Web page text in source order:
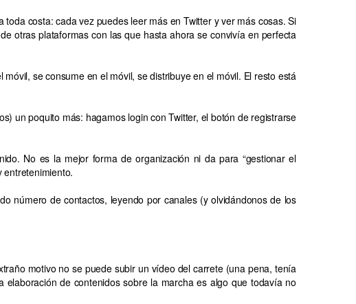
costa: cada vez puedes leer más en Twitter y ver más cosas. Si
otras plataformas con las que hasta ahora se convivía en perfecta
se consume en el móvil, se distribuye en el móvil. El resto está
un poquito más: hagamos login con Twitter, el botón de registrarse
No es la mejor forma de organización ni da para “gestionar el
entretenimiento.
número de contactos, leyendo por canales (y olvidándonos de los
motivo no se puede subir un vídeo del carrete (una pena, tenía
de contenidos sobre la marcha es algo que todavía no